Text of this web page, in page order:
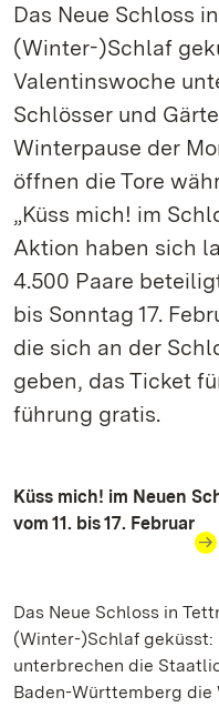
Das Neue Schloss
(Winter-)Schlaf
Valentinswoche
Schlösser und
Winterpause der
öffnen die Tore
„Küss mich! im
Aktion haben sich
4.500 Paare
bis Sonntag 17.
die sich an der
geben, das Ticket
führung gratis.
Küss mich! im Neuen
vom 11. bis 17. Februar
Das Neue Schloss in
(Winter-)Schlaf geküsst:
unterbrechen die
Baden-Württemberg